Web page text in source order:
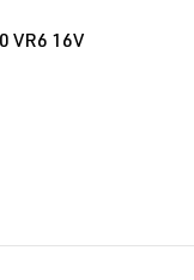
VR6 16V